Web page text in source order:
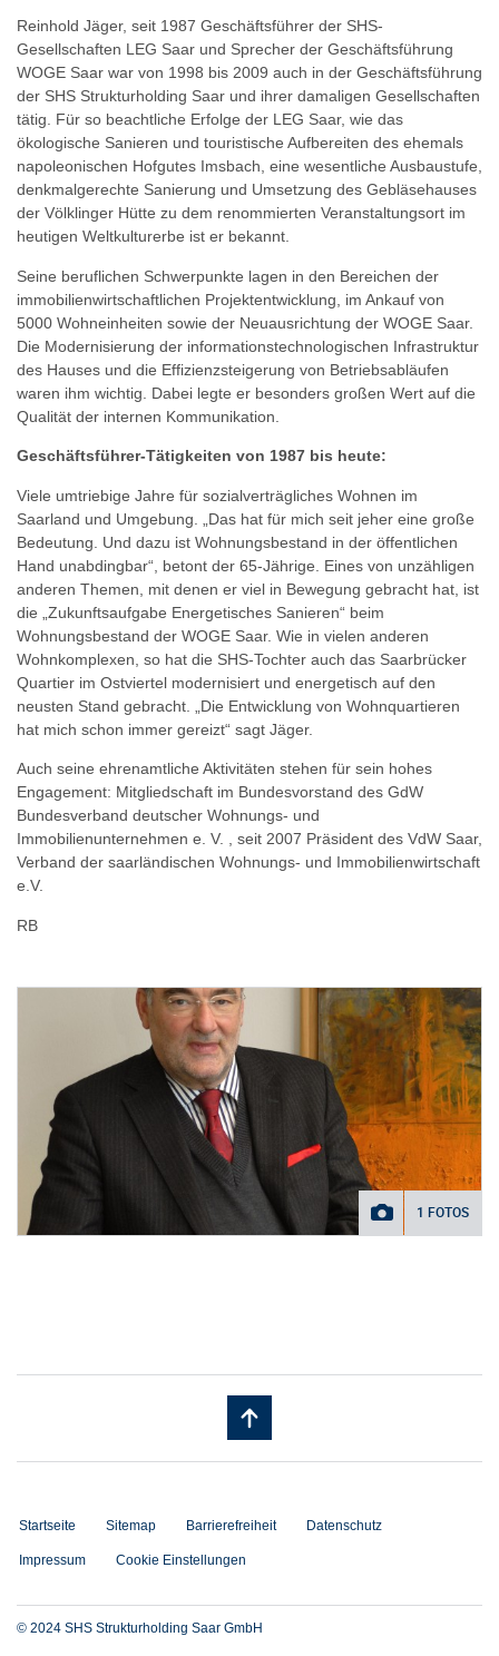
Reinhold Jäger, seit 1987 Geschäftsführer der SHS-
Gesellschaften LEG Saar und Sprecher der Geschäftsführung
WOGE Saar war von 1998 bis 2009 auch in der Geschäftsführung
der SHS Strukturholding Saar und ihrer damaligen Gesellschaften
tätig. Für so beachtliche Erfolge der LEG Saar, wie das
ökologische Sanieren und touristische Aufbereiten des ehemals
napoleonischen Hofgutes Imsbach, eine wesentliche Ausbaustufe,
denkmalgerechte Sanierung und Umsetzung des Gebläsehauses
der Völklinger Hütte zu dem renommierten Veranstaltungsort im
heutigen Weltkulturerbe ist er bekannt.
Seine beruflichen Schwerpunkte lagen in den Bereichen der
immobilienwirtschaftlichen Projektentwicklung, im Ankauf von
5000 Wohneinheiten sowie der Neuausrichtung der WOGE Saar.
Die Modernisierung der informationstechnologischen Infrastruktur
des Hauses und die Effizienzsteigerung von Betriebsabläufen
waren ihm wichtig. Dabei legte er besonders großen Wert auf die
Qualität der internen Kommunikation.
Geschäftsführer-Tätigkeiten von 1987 bis heute:
Viele umtriebige Jahre für sozialverträgliches Wohnen im
Saarland und Umgebung. „Das hat für mich seit jeher eine große
Bedeutung. Und dazu ist Wohnungsbestand in der öffentlichen
Hand unabdingbar“, betont der 65-Jährige. Eines von unzähligen
anderen Themen, mit denen er viel in Bewegung gebracht hat, ist
die „Zukunftsaufgabe Energetisches Sanieren“ beim
Wohnungsbestand der WOGE Saar. Wie in vielen anderen
Wohnkomplexen, so hat die SHS-Tochter auch das Saarbrücker
Quartier im Ostviertel modernisiert und energetisch auf den
neusten Stand gebracht. „Die Entwicklung von Wohnquartieren
hat mich schon immer gereizt“ sagt Jäger.
Auch seine ehrenamtliche Aktivitäten stehen für sein hohes
Engagement: Mitgliedschaft im Bundesvorstand des GdW
Bundesverband deutscher Wohnungs- und
Immobilienunternehmen e. V. , seit 2007 Präsident des VdW Saar,
Verband der saarländischen Wohnungs- und Immobilienwirtschaft
e.V.
RB
1 FOTOS
Startseite Sitemap Barrierefreiheit Datenschutz
Impressum Cookie Einstellungen
© 2024 SHS Strukturholding Saar GmbH